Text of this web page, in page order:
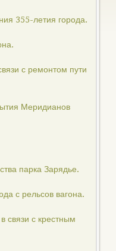
355-летия города.
с ремонтом пути
Меридианов
парка Зарядье.
с рельсов вагона.
связи с крестным